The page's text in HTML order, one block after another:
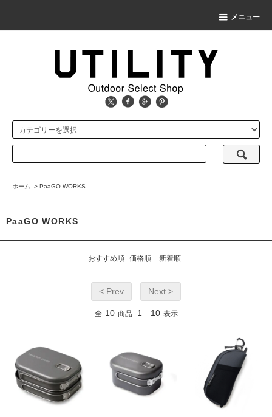
メニュー
ホーム > PaaGO WORKS
PaaGO WORKS
おすすめ順 価格順 新着順
< Prev Next >
全 10 商品 1 - 10 表示